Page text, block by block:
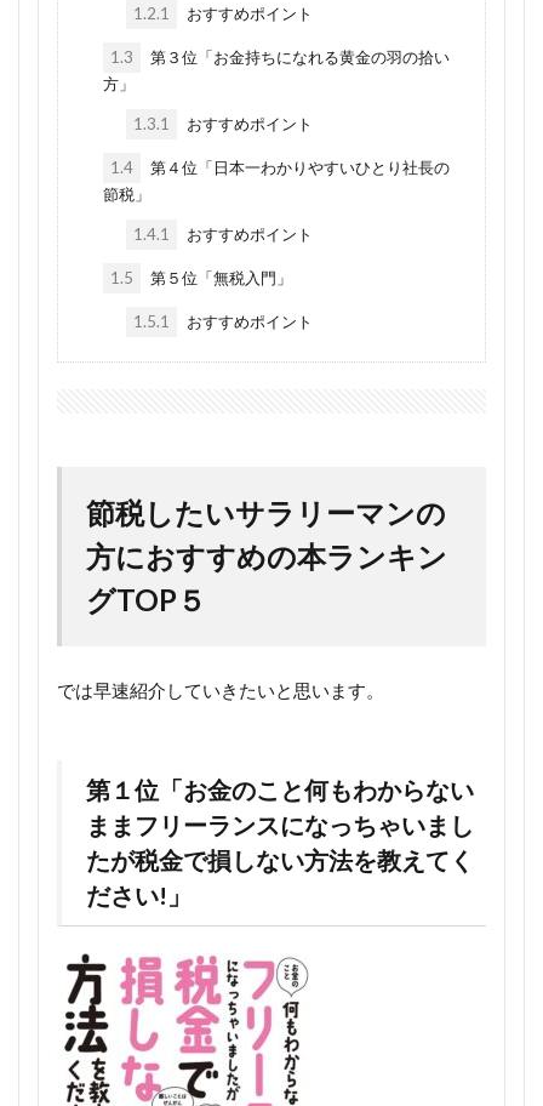
1.2.1 おすすめポイント
1.3
第３位「お金持ちになれる黄金の羽の拾い
方」
1.3.1 おすすめポイント
1.4
第４位「日本一わかりやすいひとり社長の
節税」
1.4.1 おすすめポイント
1.5 第５位「無税入門」
1.5.1 おすすめポイント
節税したいサラリーマンの
方におすすめの本ランキン
グTOP５
では早速紹介していきたいと思います。
第１位「お金のこと何もわからない
ままフリーランスになっちゃいまし
たが税金で損しない方法を教えてく
ださい!」